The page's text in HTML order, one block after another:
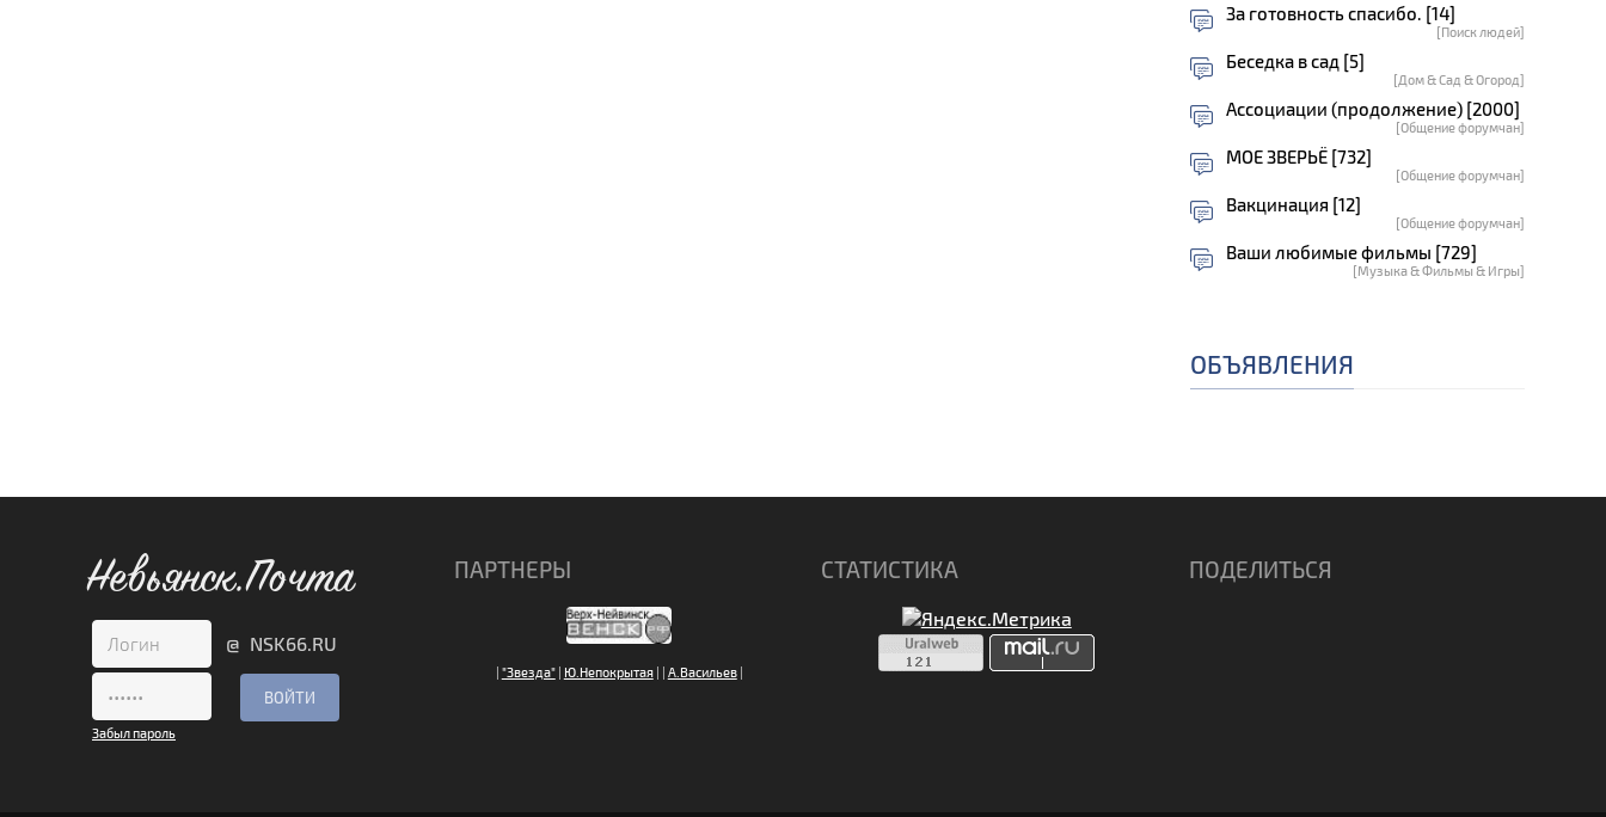
За готовность спасибо. [14]
[Поиск людей]
Беседка в сад [5]
[Дом & Сад & Огород]
Ассоциации (продолжение) [2000]
[Общение форумчан]
МОЕ ЗВЕРЬЁ [732]
[Общение форумчан]
Вакцинация [12]
[Общение форумчан]
Ваши любимые фильмы [729]
[Музыка & Фильмы & Игры]
ОБЪЯВЛЕНИЯ
Невьянск.Почта
@ NSK66.RU
Забыл пароль
ПАРТНЕРЫ
| "Звезда"| Ю.Непокрытая| | А.Васильев|
СТАТИСТИКА ПОДЕЛИТЬСЯ